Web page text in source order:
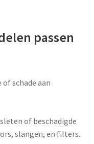
passen
of schade aan
of beschadigde
slangen, en filters.